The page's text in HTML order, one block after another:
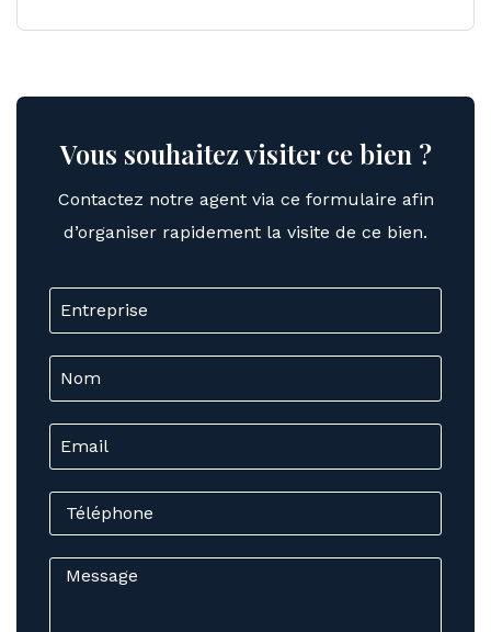
Vous souhaitez visiter ce bien ?
Contactez notre agent via ce formulaire afin
d’organiser rapidement la visite de ce bien.